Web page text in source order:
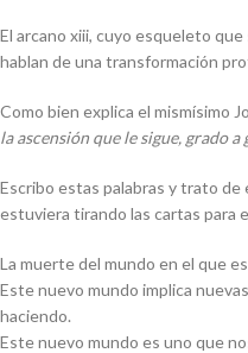
El arcano xiii, cuyo esqueleto
hablan de una transformación
Como bien explica el mismísimo
la ascensión que le sigue, grado
Escribo estas palabras y trato de
estuviera tirando las cartas para
La muerte del mundo en el que
Este nuevo mundo implica
haciendo.
Este nuevo mundo es uno que